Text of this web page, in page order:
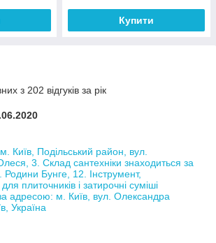
Купити
з 202 відгуків за рік
Київ, Подільський район, вул.
3. Склад сантехніки знаходиться за
Бунге, 12. Інструмент,
плиточників і затирочні суміші
адресою: м. Київ, вул. Олександра
Україна